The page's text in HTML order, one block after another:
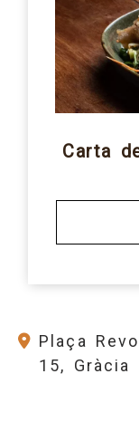
Carta
Plaça
15, Gràcia